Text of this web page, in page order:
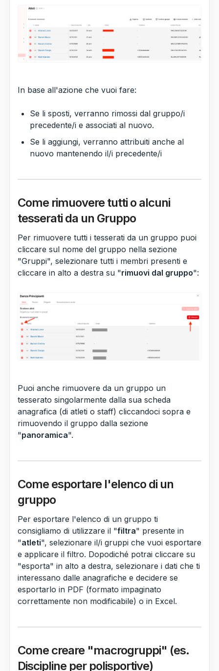
In base all'azione che vuoi fare:
Se li sposti, verranno rimossi dal gruppo/i
precedente/i e associati al nuovo.
Se li aggiungi, verranno attribuiti anche al
nuovo mantenendo il/i precedente/i
Come rimuovere tutti o alcuni
tesserati da un Gruppo
Per rimuovere tutti i tesserati da un gruppo puoi
cliccare sul nome del gruppo nella sezione
"Gruppi", selezionare tutti i membri presenti e
cliccare in alto a destra su "rimuovi dal gruppo":
Puoi anche rimuovere da un gruppo un
tesserato singolarmente dalla sua scheda
anagrafica (di atleti o staff) cliccandoci sopra e
rimuovendo il gruppo dalla sezione
"panoramica".
Come esportare l'elenco di un
gruppo
Per esportare l'elenco di un gruppo ti
consigliamo di utilizzare il "filtra" presente in
"atleti", selezionare il/i gruppi che vuoi esportare
e applicare il filtro. Dopodiché potrai cliccare su
"esporta" in alto a destra, selezionare i dati che ti
interessano dalle anagrafiche e decidere se
esportarlo in PDF (formato impaginato
correttamente non modificabile) o in Excel.
Come creare "macrogruppi" (es.
Discipline per polisportive)